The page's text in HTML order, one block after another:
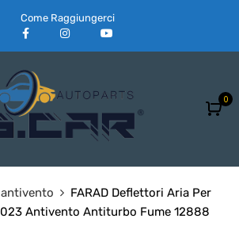
Come Raggiungerci
0
FARAD Deflettori Aria Per
Antivento Antiturbo Fume 12888